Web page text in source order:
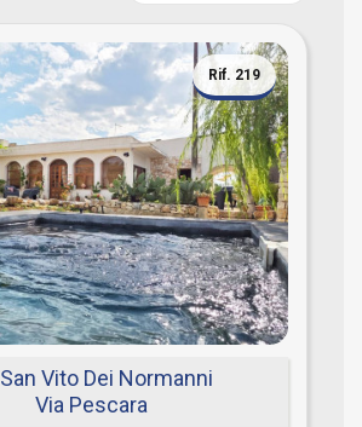
Rif. 219
San Vito Dei Normanni
Via Pescara